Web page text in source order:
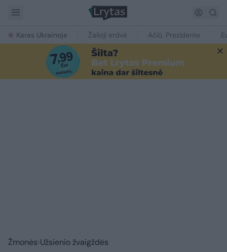
Karas Ukrainoje Žalioji erdvė Ačiū, Prezidente
Žmonės Užsienio žvaigždės